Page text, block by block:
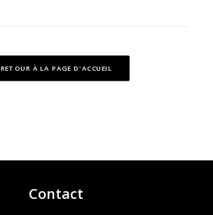
RETOUR À LA PAGE D'ACCUEIL
Contact